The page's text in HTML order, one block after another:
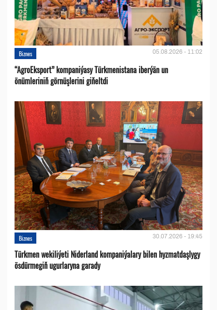
Biznes 05.08.2026 - 11:02
“AgroEksport” kompaniýasy Türkmenistana iberýän un
önümleriniň görnüşlerini giňeltdi
Biznes 30.07.2026 - 19:45
Türkmen wekiliýeti Niderland kompaniýalary bilen hyzmatdaşlygy
ösdürmegiň ugurlaryna garady